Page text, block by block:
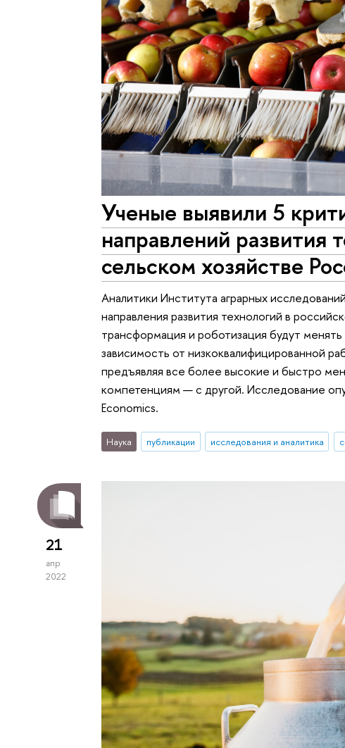
Ученые выявили 5
направлений развития
сельском хозяйстве
Аналитики Института аграрных
направления развития технологий в
трансформация и роботизация будут менять
зависимость от низкоквалифицированной
предъявляя все более высокие и быстро
компетенциям — с другой. Исследование
Economics.
Наука публикации исследования и аналитика
21
апр
2022